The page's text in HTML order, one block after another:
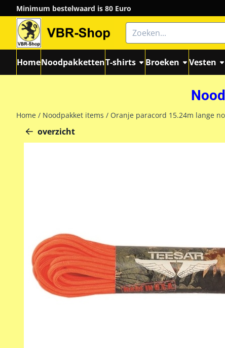
Cookievoorkeuren zijn momenteel gesloten.
Minimum bestelwaard is 80 Euro
Zoeken
HomeNoodpakkettenT-shirts Broeken Vesten
Home / Noodpakket items / Oranje paracord 15.24m lange
overzicht